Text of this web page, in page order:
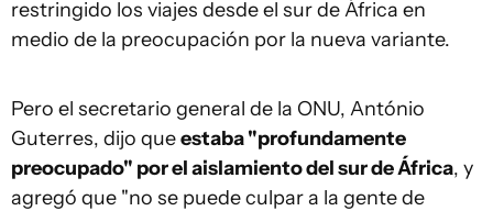
restringido los viajes desde el sur de África en
medio de la preocupación por la nueva variante.
Pero el secretario general de la ONU, António
Guterres, dijo queestaba "profundamente
preocupado" por el aislamiento del sur de África, y
agregó que "no se puede culpar a la gente de